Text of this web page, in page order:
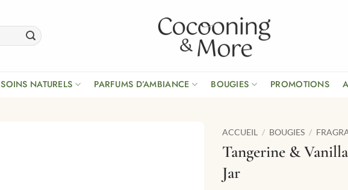
SOINS NATURELS PARFUMS D’AMBIANCE BOUGIES PROMOTIONS
ACCUEIL / BOUGIES /
Tangerine &
Jar